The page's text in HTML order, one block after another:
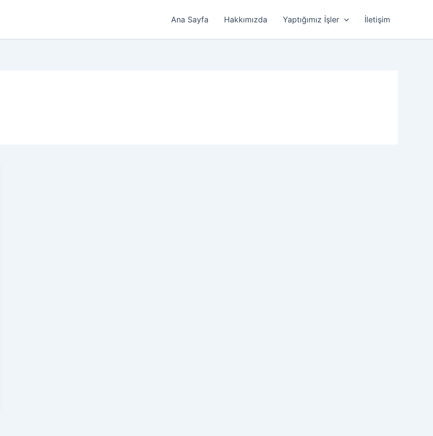
Ana Sayfa Hakkımızda Yaptığımız İşler İletişim